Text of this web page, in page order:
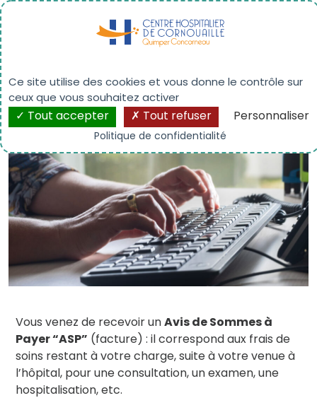
Payer ma facture
Vous venez de recevoir un Avis de Sommes à
Payer “ASP” (facture) : il correspond aux frais de
soins restant à votre charge, suite à votre venue à
l’hôpital, pour une consultation, un examen, une
hospitalisation, etc.
Panneau de gestion des cookies
Ce site utilise des cookies et vous donne le contrôle sur
ceux que vous souhaitez activer
Tout accepter Tout refuser Personnaliser
Politique de confidentialité